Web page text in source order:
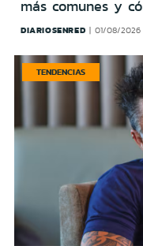
más comunes y
DIARIOSENRED 01/08/2026
TENDENCIAS